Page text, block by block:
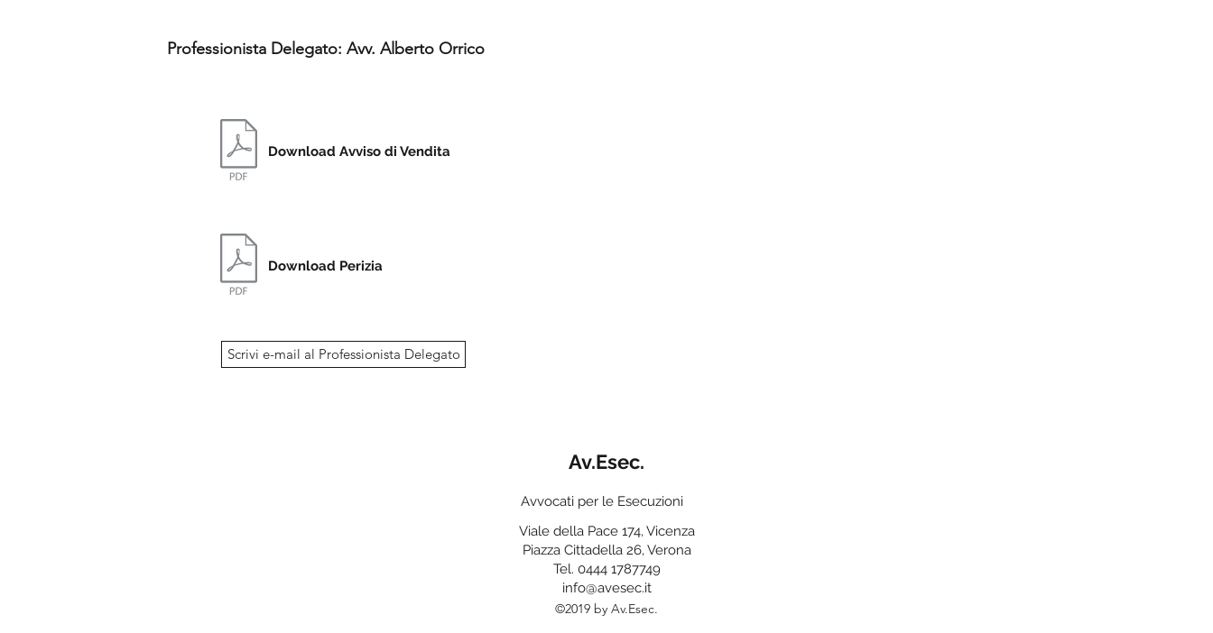
Professionista Delegato: Avv. Alberto Orrico
Download Avviso di Vendita
Download Perizia
Scrivi e-mail al Professionista Delegato
Av.Esec.
Avvocati per le Esecuzioni
Viale della Pace 174, Vicenza
Piazza Cittadella 26, Verona
Tel. 0444 1787749
info@avesec.it
©2019 by Av.Esec.